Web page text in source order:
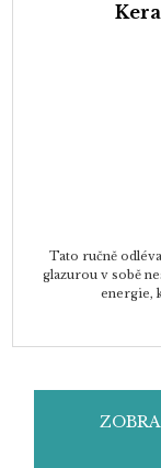
Tato ručně
glazurou v sobě
energie,